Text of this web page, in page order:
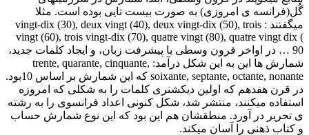
گُل(فرانسه ی امروزی) به صورت بیست تایی بوده است. مثلا
میگفتند : vingt-dix (30), deux vingt (40), deux vingt-dix (50), trois
vingt (60), trois vingt-dix (70), quatre vingt (80), quatre vingt dix (
90 … در اواخر قرون وسطی با پیشرفت زبان، و ایجاد کلمات جدید،
شمارش ها این به این شکل درآمد: trente, quarante, cinquante,
soixante, septante, octante, nonante که این شمارش بر اساس 10بود.
در قرن هفدهم که اولین دیکشنری کلمات را به شکلی که امروزه
استفاده میکنند، منتشر شد، شکل کنونی اعداد فرانسوی را به رشته
ی تحریر در آورد. منطقشان هم این بود که این نوع شمارش حساب
و کتاب ذهنی را آسان میکند.